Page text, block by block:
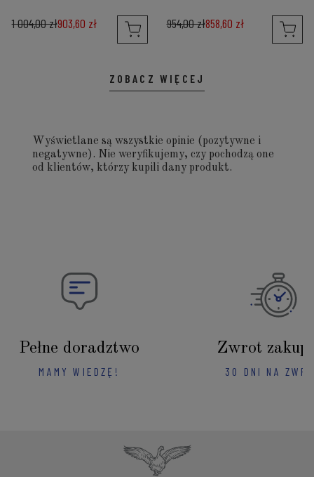
1 004,00 zł903,60 zł 954,00 zł858,60 zł
ZOBACZ WIĘCEJ
Wyświetlane są wszystkie opinie (pozytywne i
negatywne). Nie weryfikujemy, czy pochodzą one
od klientów, którzy kupili dany produkt.
Pełne doradztwo
MAMY WIEDZĘ!
Zwrot
30 DNI NA